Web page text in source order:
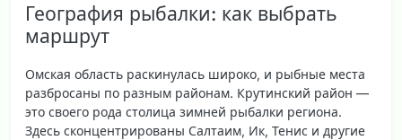
География рыбалки: как выбрать
маршрут
Омская область раскинулась широко, и рыбные места
разбросаны по разным районам. Крутинский район —
это своего рода столица зимней рыбалки региона.
Здесь сконцентрированы Салтаим, Ик, Тенис и другие